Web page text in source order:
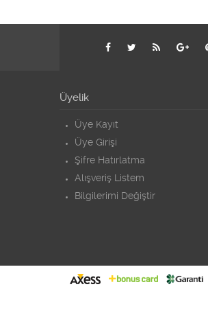
Üyelik
Üye Kayıt
Üye Girişi
Şifre Hatırlatma
Alışveriş Listem
Bilgilerimi Değiştir